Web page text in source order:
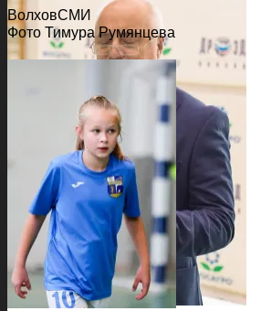
ВолховСМИ
Фото Тимура Румянцева